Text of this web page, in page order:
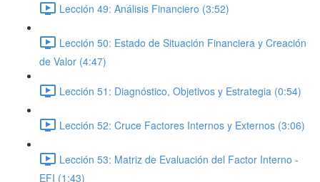
Lección 49: Análisis Financiero (3:52)
Lección 50: Estado de Situación Financiera y Creación
de Valor (4:47)
Lección 51: Diagnóstico, Objetivos y Estrategia (0:54)
Lección 52: Cruce Factores Internos y Externos (3:06)
Lección 53: Matriz de Evaluación del Factor Interno -
EFI (1:43)